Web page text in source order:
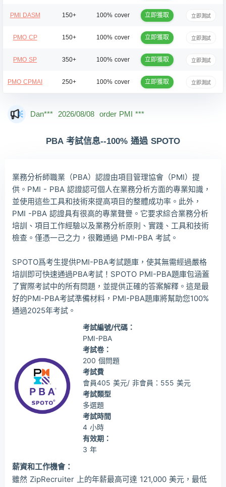
PMI DASM 150+ 100% cover 立即獲取 立即測試
PMO CP 150+ 100% cover 立即獲取 立即測試
PMO SP 350+ 100% cover 立即獲取 立即測試
PMO CPMAI 250+ 100% cover 立即獲取 立即測試
Dan*** 2026/08/08 order PMI ***
2026/08/08 order PMI ***
2026/08/08 order PMI ***
Wil*** 2026/08/08 order PMI ***
Luc*** 2026/08/08 order PMI ***
Mas*** 2026/08/08 order PMI ***
PBA 考試信息--100% 通過 SPOTO
業務分析師職業（PBA）認證由項目管理協會（PMI）提
供。PMI - PBA 認證認可個人在業務分析方面的專業知識，
並使用這些工具和技術來提高項目的整體成功率。此外，
PMI -PBA 認證具有很高的專業聲譽。它要求綜合業務分析
培訓、項目工作經驗以及業務分析原則、實踐、工具和技術
檢查。僅憑一己之力，很難通過 PMI-PBA 考試。
SPOTO爲考生提供PMI-PBA考試題庫，使其無需經過嚴格
培訓即可快速通過PBA考試！SPOTO PMI-PBA題庫包涵蓋
了實際考試中的所有問題，並提供正確的答案解釋。這是最
好的PMI-PBA考試準備材料，PMI-PBA題庫將幫助您100%
通過2025年考試。
考試編號/代碼：
PMI-PBA
考試卷：
200 個問題
考試費
會員405 美元/ 非會員：555 美元
考試類型
多選題
考試時間
4 小時
有效期：
3 年
薪資和工作機會：
雖然 ZipRecruiter 上的年薪最高可達 121,000 美元，最低